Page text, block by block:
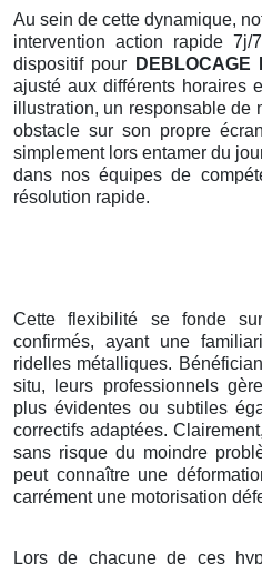
Au sein de cette dynamique,
intervention action rapide
dispositif pour
DEBLOCAGE
ajusté aux différents horaires
illustration, un responsable de
obstacle sur son propre
simplement lors entamer du
dans nos équipes de
résolution rapide.
Cette flexibilité se fonde
confirmés, ayant une
ridelles métalliques.
situ, leurs professionnels
plus évidentes ou subtiles
correctifs adaptées.
sans risque du moindre
peut connaître une
carrément une motorisation
Lors de chacune de ces